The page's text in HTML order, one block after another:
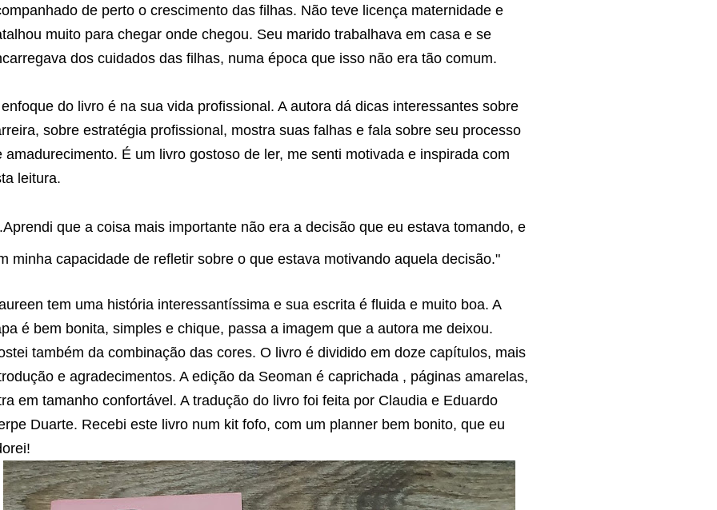
de perto o crescimento das filhas. Não teve licença maternidade e
muito para chegar onde chegou. Seu marido trabalhava em casa e se
dos cuidados das filhas, numa época que isso não era tão comum.
do livro é na sua vida profissional. A autora dá dicas interessantes sobre
sobre estratégia profissional, mostra suas falhas e fala sobre seu processo
amadurecimento. É um livro gostoso de ler, me senti motivada e inspirada com
leitura.
que a coisa mais importante não era a decisão que eu estava tomando, e
minha capacidade de refletir sobre o que estava motivando aquela decisão."
tem uma história interessantíssima e sua escrita é fluida e muito boa. A
é bem bonita, simples e chique, passa a imagem que a autora me deixou.
também da combinação das cores. O livro é dividido em doze capítulos, mais
e agradecimentos. A edição da Seoman é caprichada , páginas amarelas,
em tamanho confortável. A tradução do livro foi feita por Claudia e Eduardo
Duarte. Recebi este livro num kit fofo, com um planner bem bonito, que eu